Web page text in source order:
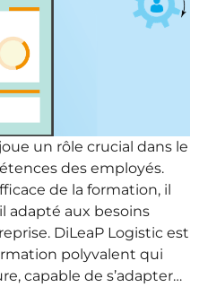
un rôle crucial dans le
des employés.
de la formation, il
adapté aux besoins
DiLeaP Logistic est
polyvalent qui
capable de s’adapter…